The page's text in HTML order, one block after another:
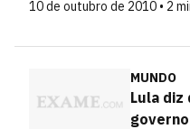
10 de outubro de 2010 • 2
MUNDO
Lula diz